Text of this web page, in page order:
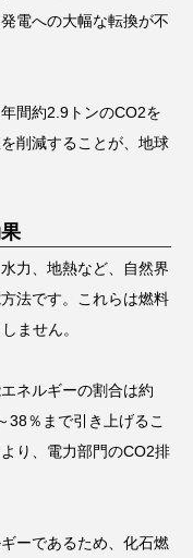
電への大幅な転換が不
間約2.9トンのCO2を
削減することが、地球
力、地熱など、自然界
法です。これらは燃料
ません。
ネルギーの割合は約
38％まで引き上げるこ
り、電力部門のCO2排
ーであるため、化石燃